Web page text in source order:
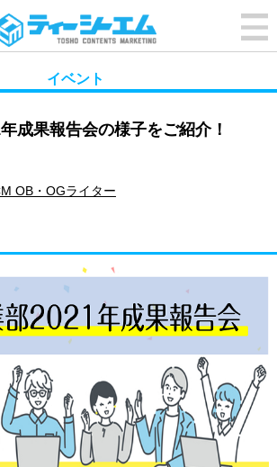
イベント
成果報告会の様子をご紹介！
OB・OGライター